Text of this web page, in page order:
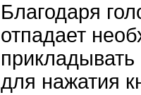
Благодаря
отпадает
для нажатия